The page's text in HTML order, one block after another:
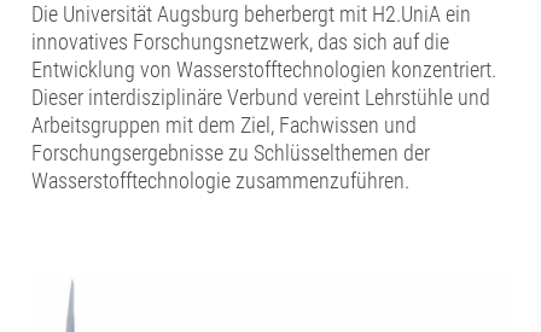
Die Universität Augsburg beherbergt mit H2.UniA ein
innovatives Forschungsnetzwerk, das sich auf die
Entwicklung von Wasserstofftechnologien konzentriert.
Dieser interdisziplinäre Verbund vereint Lehrstühle und
Arbeitsgruppen mit dem Ziel, Fachwissen und
Forschungsergebnisse zu Schlüsselthemen der
Wasserstofftechnologie zusammenzuführen.